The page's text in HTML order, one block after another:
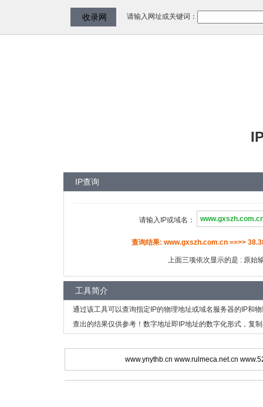
收录网 请输入网址或关键词：
IP查询
请输入IP或域名：
查询结果: www.gxszh.com.cn ==>>
上面三项依次显示的是 : 原始
工具简介
通过该工具可以查询指定IP的物理地址或域名服务器的IP和
查出的结果仅供参考！数字地址即IP地址的数字化形式，复
www.ynythb.cn www.rulmeca.net.cn